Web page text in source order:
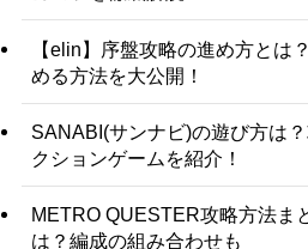
【elin】序盤攻略の進め方とは
める方法を大公開！
SANABI(サンナビ)の遊び方は
クションゲームを紹介！
METRO QUESTER攻略方法ま
は？編成の組み合わせも